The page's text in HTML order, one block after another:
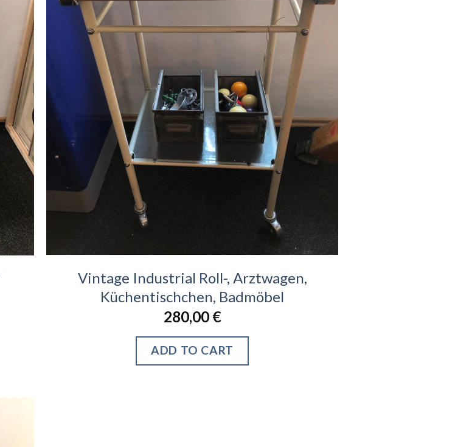
Vintage Industrial Roll-, Arztwagen,
Küchentischchen, Badmöbel
280,00 €
ADD TO CART